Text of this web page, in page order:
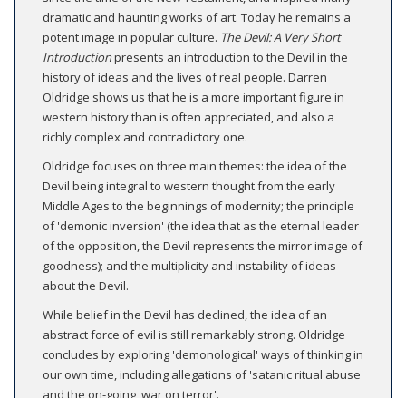
dramatic and haunting works of art. Today he remains a
potent image in popular culture. The Devil: A Very Short
Introductionpresents an introduction to the Devil in the
history of ideas and the lives of real people. Darren
Oldridge shows us that he is a more important figure in
western history than is often appreciated, and also a
richly complex and contradictory one.
Oldridge focuses on three main themes: the idea of the
Devil being integral to western thought from the early
Middle Ages to the beginnings of modernity; the principle
of 'demonic inversion' (the idea that as the eternal leader
of the opposition, the Devil represents the mirror image of
goodness); and the multiplicity and instability of ideas
about the Devil.
While belief in the Devil has declined, the idea of an
abstract force of evil is still remarkably strong. Oldridge
concludes by exploring 'demonological' ways of thinking in
our own time, including allegations of 'satanic ritual abuse'
and the on-going 'war on terror'.